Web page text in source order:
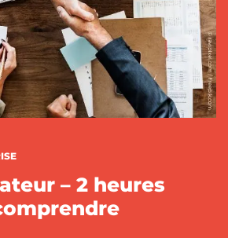
– 2 heures